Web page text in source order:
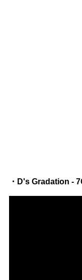
・D's Gradation -